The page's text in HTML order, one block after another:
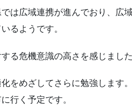
は広域連携が進んでおり、広
るようです。
る危機意識の高さを感じました
をめざしてさらに勉強します。
行く予定です。